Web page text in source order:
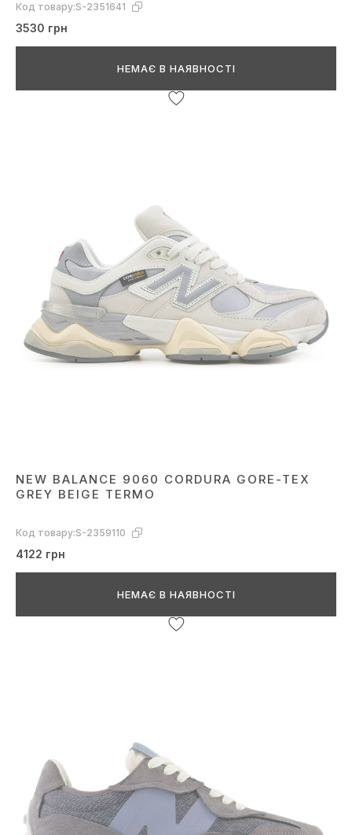
Код товару:S-2351641
3530 грн
НЕМАЄ В НАЯВНОСТІ
NEW BALANCE 9060 CORDURA GORE-TEX
GREY BEIGE TERMO
Код товару:S-2359110
4122 грн
НЕМАЄ В НАЯВНОСТІ